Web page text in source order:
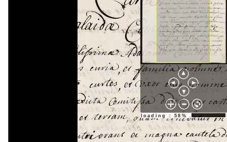
loading : 58%